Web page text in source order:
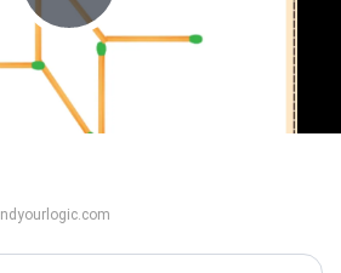
Play Video